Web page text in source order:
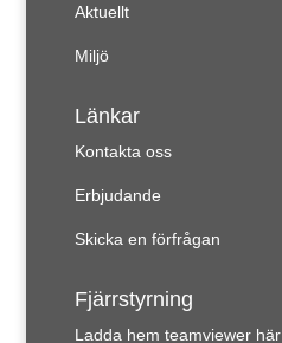
Aktuellt
Miljö
Länkar
Kontakta oss
Erbjudande
Skicka en förfrågan
Fjärrstyrning
Ladda hem teamviewer här